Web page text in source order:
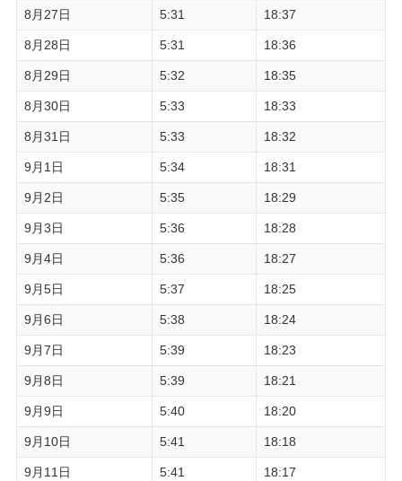
8月27日 5:31 18:37
8月28日 5:31 18:36
8月29日 5:32 18:35
8月30日 5:33 18:33
8月31日 5:33 18:32
9月1日 5:34 18:31
9月2日 5:35 18:29
9月3日 5:36 18:28
9月4日 5:36 18:27
9月5日 5:37 18:25
9月6日 5:38 18:24
9月7日 5:39 18:23
9月8日 5:39 18:21
9月9日 5:40 18:20
9月10日 5:41 18:18
9月11日 5:41 18:17